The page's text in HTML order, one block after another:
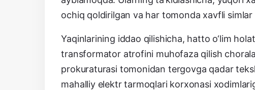
ochiq qoldirilgan va har tomonda xavfli
Yaqinlarining iddao qilishicha, hatto o‘lim
transformator atrofini muhofaza qilish
prokuraturasi tomonidan tergovga qadar
mahalliy elektr tarmoqlari korxonasi